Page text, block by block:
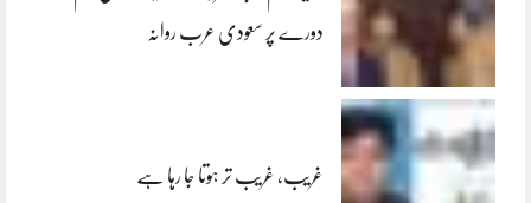
دورے پر سعودی عرب روانہ
غریب، غریب تر ہوتا جا رہا ہے